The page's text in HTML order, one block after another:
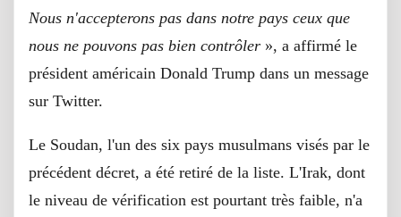
Nous n'accepterons pas dans notre pays ceux que
nous ne pouvons pas bien contrôler », a affirmé le
président américain Donald Trump dans un message
sur Twitter.
Le Soudan, l'un des six pays musulmans visés par le
précédent décret, a été retiré de la liste. L'Irak, dont
le niveau de vérification est pourtant très faible, n'a